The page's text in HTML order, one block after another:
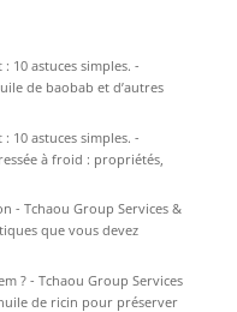
10 astuces simples. -
de baobab et d’autres
10 astuces simples. -
à froid : propriétés,
- Tchaou Group Services &
que vous devez
? - Tchaou Group Services
de ricin pour préserver